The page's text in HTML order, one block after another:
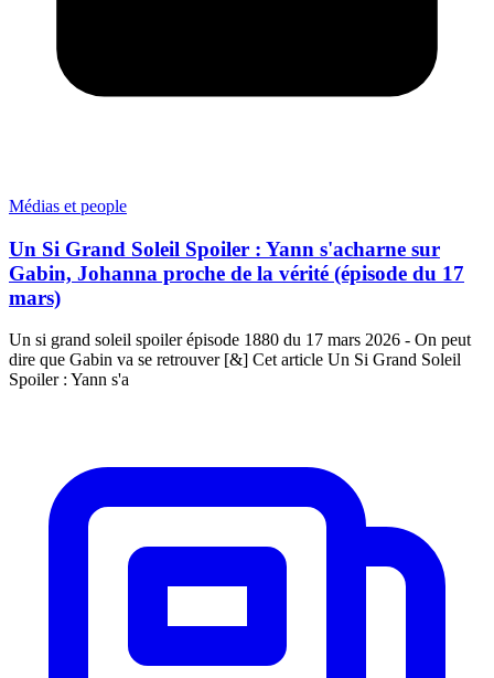
Médias et people
Un Si Grand Soleil Spoiler : Yann s'acharne sur
Gabin, Johanna proche de la vérité (épisode du 17
mars)
Un si grand soleil spoiler épisode 1880 du 17 mars 2026 - On peut
dire que Gabin va se retrouver [&] Cet article Un Si Grand Soleil
Spoiler : Yann s'a